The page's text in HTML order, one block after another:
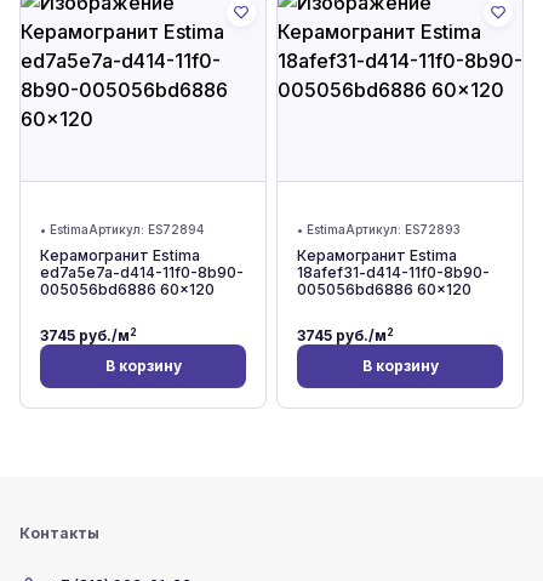
• EstimaАртикул: ES72894
Керамогранит Estima
ed7a5e7a-d414-11f0-8b90-
005056bd6886 60x120
3745 руб./м2
В корзину
• EstimaАртикул: ES72893
Керамогранит Estima
18afef31-d414-11f0-8b90-
005056bd6886 60x120
3745 руб./м2
В корзину
Контакты